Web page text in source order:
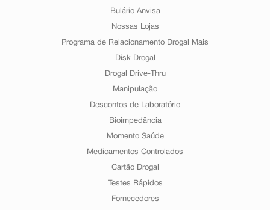
Bulário Anvisa
Nossas Lojas
Programa de Relacionamento Drogal Mais
Disk Drogal
Drogal Drive-Thru
Manipulação
Descontos de Laboratório
Bioimpedância
Momento Saúde
Medicamentos Controlados
Cartão Drogal
Testes Rápidos
Fornecedores